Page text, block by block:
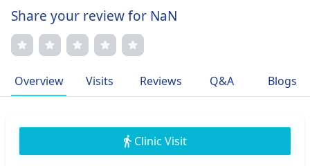
Share your review for NaN
Overview Visits Reviews Q&A Blogs
Clinic Visit